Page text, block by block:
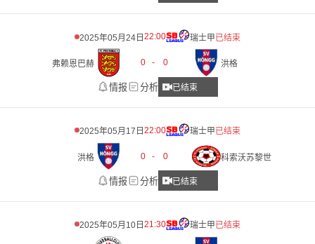
2025年05月24日 22:00 瑞士甲已结束
弗赖恩巴赫 0 - 0 洪格
情报 分析 已结束
2025年05月17日 22:00 瑞士甲已结束
洪格 0 - 0 科索沃苏黎世
情报 分析 已结束
2025年05月10日 21:30 瑞士甲已结束